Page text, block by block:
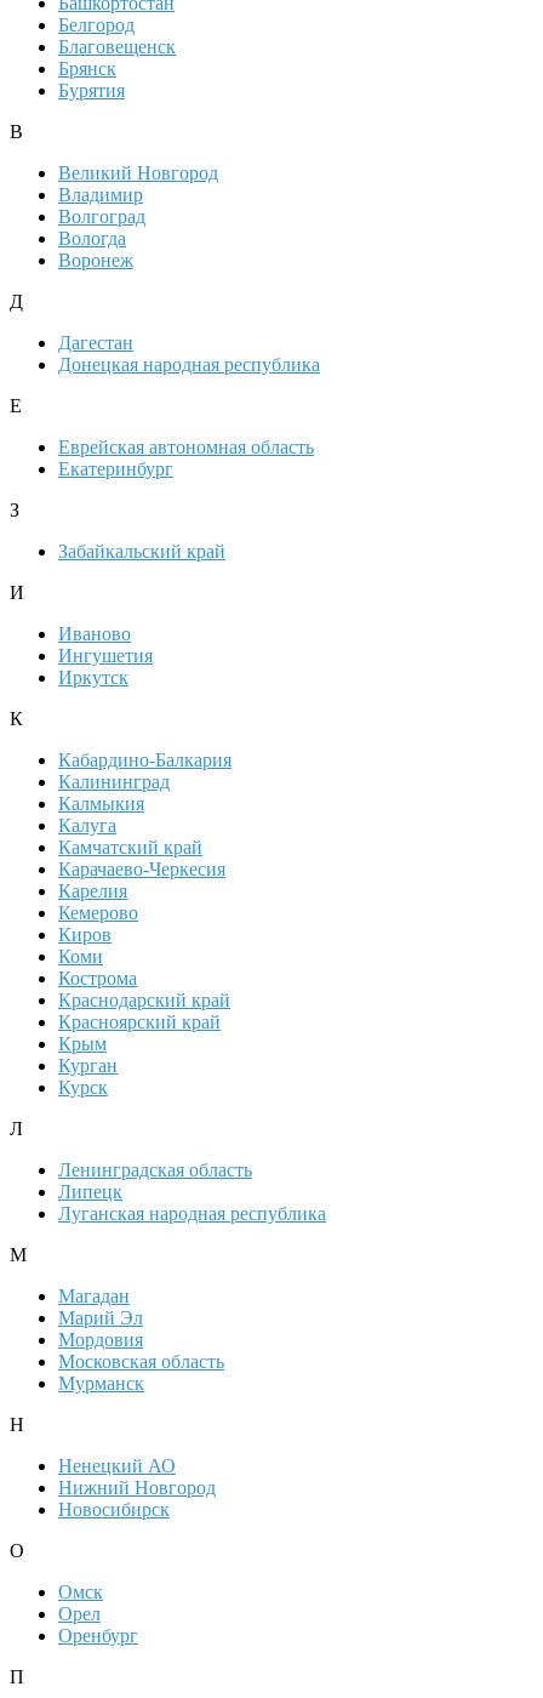
Белгород
Благовещенск
Брянск
Бурятия
В
Великий Новгород
Владимир
Волгоград
Вологда
Воронеж
Д
Дагестан
Донецкая народная республика
Е
Еврейская автономная область
Екатеринбург
З
Забайкальский край
И
Иваново
Ингушетия
Иркутск
К
Кабардино-Балкария
Калининград
Калмыкия
Калуга
Камчатский край
Карачаево-Черкесия
Карелия
Кемерово
Киров
Коми
Кострома
Краснодарский край
Красноярский край
Крым
Курган
Курск
Л
Ленинградская область
Липецк
Луганская народная республика
М
Магадан
Марий Эл
Мордовия
Московская область
Мурманск
Н
Ненецкий АО
Нижний Новгород
Новосибирск
О
Омск
Орел
Оренбург
П